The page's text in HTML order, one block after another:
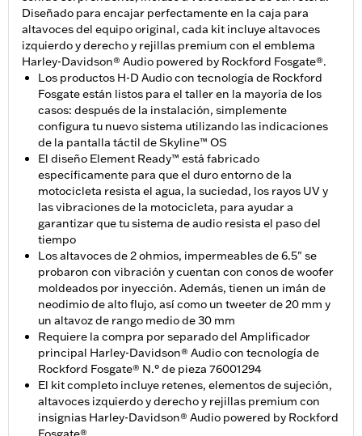
Diseñado para encajar perfectamente en la caja para
altavoces del equipo original, cada kit incluye altavoces
izquierdo y derecho y rejillas premium con el emblema
Harley-Davidson® Audio powered by Rockford Fosgate®.
Los productos H-D Audio con tecnología de Rockford
Fosgate están listos para el taller en la mayoría de los
casos: después de la instalación, simplemente
configura tu nuevo sistema utilizando las indicaciones
de la pantalla táctil de Skyline™ OS
El diseño Element Ready™ está fabricado
específicamente para que el duro entorno de la
motocicleta resista el agua, la suciedad, los rayos UV y
las vibraciones de la motocicleta, para ayudar a
garantizar que tu sistema de audio resista el paso del
tiempo
Los altavoces de 2 ohmios, impermeables de 6.5" se
probaron con vibración y cuentan con conos de woofer
moldeados por inyección. Además, tienen un imán de
neodimio de alto flujo, así como un tweeter de 20 mm y
un altavoz de rango medio de 30 mm
Requiere la compra por separado del Amplificador
principal Harley-Davidson® Audio con tecnología de
Rockford Fosgate® N.° de pieza 76001294
El kit completo incluye retenes, elementos de sujeción,
altavoces izquierdo y derecho y rejillas premium con
insignias Harley-Davidson® Audio powered by Rockford